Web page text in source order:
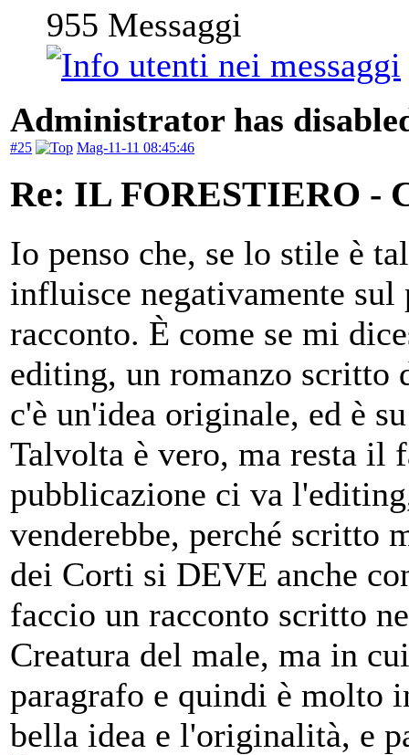
955 Messaggi
Administrator has
#25 Mag-11-11 08:45:46
Re: IL FORESTIERO -
Io penso che, se lo stile è
influisce negativamente
racconto. È come se mi
editing, un romanzo scritto
c'è un'idea originale, ed è
Talvolta è vero, ma resta il
pubblicazione ci va
venderebbe, perché scritto
dei Corti si DEVE anche
faccio un racconto scritto
Creatura del male, ma in
paragrafo e quindi è molto
bella idea e l'originalità, e